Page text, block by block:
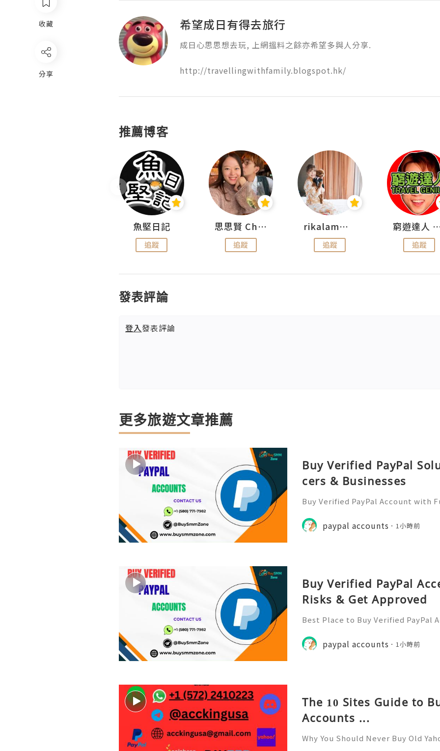
收藏
分享
希望成日有得去旅行
成日心思思想去玩, 上網搵料之餘亦希望多與人分享.
http://travellingwithfamily.blogspot.hk/
推薦博客
魚堅日記
追蹤
思思賢 ChillMyBabe
追蹤
rikalammm
追蹤
窮遊達人
追蹤
發表評論
登入發表評論
更多旅遊文章推薦
Buy Verified PayPal
cers & Businesses
Buy Verified PayPal Account with
m: @BuySmmZone ✅ Skype:
paypal accounts 1小時前
Buy Verified PayPal
Risks & Get Approved
Best Place to Buy Verified PayPal
026, transaction speed is the
er you are bidding on a
paypal accounts 1小時前
The 10 Sites Guide to
Accounts ...
Why You Should Never Buy Old